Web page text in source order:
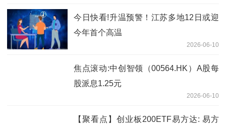
今日快看!升温预警！江苏多地12日或迎
今年首个高温
2026-06-10
焦点滚动:中创智领（00564.HK）A股每
股派息1.25元
2026-06-10
【聚看点】创业板200ETF易方达: 易方